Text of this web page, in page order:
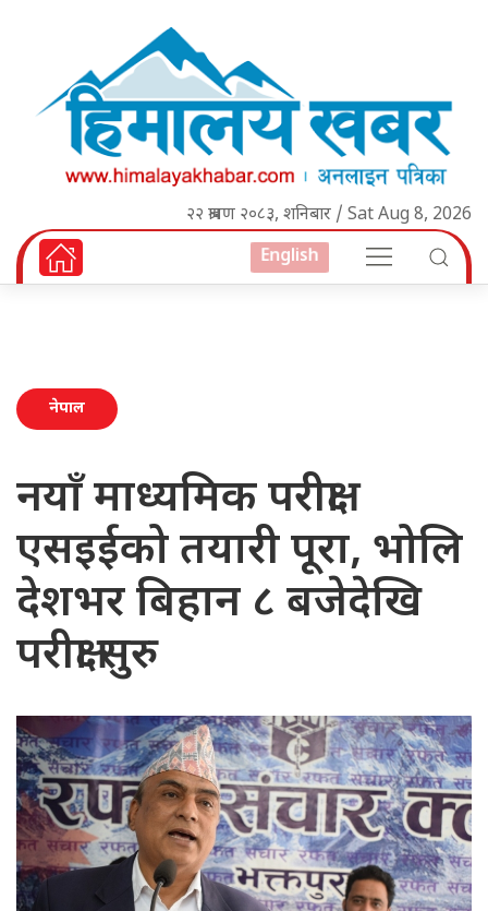
२२ श्रावण २०८३, शनिबार / Sat Aug 8, 2026
English
नेपाल
नयाँ माध्यमिक परीक्षा
एसइईको तयारी पूरा, भोलि
देशभर बिहान ८ बजेदेखि
परीक्षा सुरु